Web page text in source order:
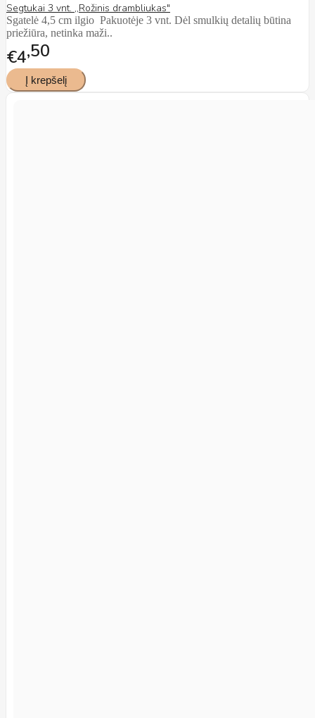
Segtukai 3 vnt. ,,Rožinis drambliukas"
Sgatelė 4,5 cm ilgio Pakuotėje 3 vnt. Dėl smulkių detalių būtina
priežiūra, netinka maži..
€4 50